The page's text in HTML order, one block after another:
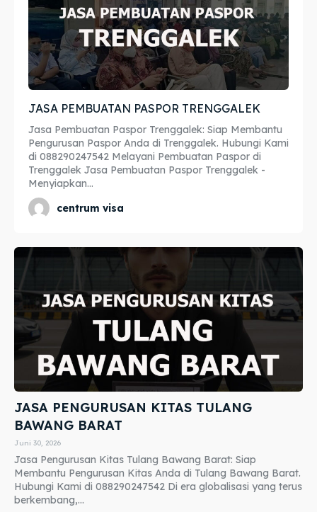
Apostille
Penerjemah
Asuransi
Apostille
Penerjemah
Asuransi
JASA PEMBUATAN PASPOR TRENGGALEK
Jasa Pembuatan Paspor Trenggalek: Siap Membantu
Pengurusan Paspor Anda di Trenggalek. Hubungi Kami
di 088290247542 Melayani Pembuatan Paspor di
Trenggalek Jasa Pembuatan Paspor Trenggalek -
Menyiapkan...
centrum visa
JASA PENGURUSAN KITAS TULANG
BAWANG BARAT
Juni 30, 2026
Jasa Pengurusan Kitas Tulang Bawang Barat: Siap
Membantu Pengurusan Kitas Anda di Tulang Bawang Barat.
Hubungi Kami di 088290247542 Di era globalisasi yang terus
berkembang,...